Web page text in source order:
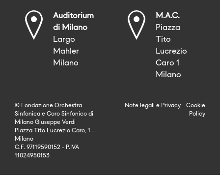
Auditorium
di Milano
Largo
Mahler
Milano
M.A.C.
Piazza
Tito
Lucrezio
Caro 1
Milano
© Fondazione Orchestra
Sinfonica e Coro Sinfonico di
Milano Giuseppe Verdi
Piazza Tito Lucrezio Caro, 1 -
Milano
C.F. 97119590152 - P.IVA
11024950153
Note legali e Privacy - Cookie
Policy